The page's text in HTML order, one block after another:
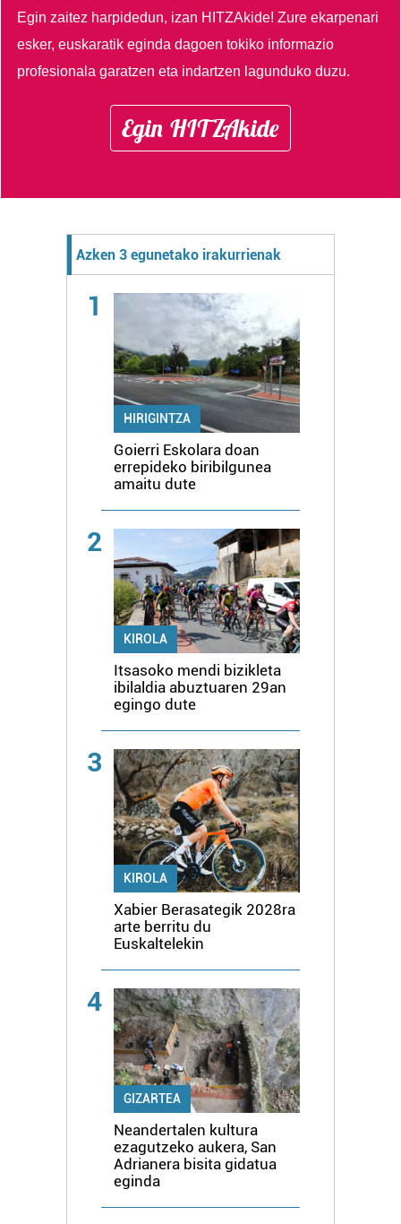
Egin zaitez harpidedun, izan HITZAkide!Zure ekarpenari
esker, euskaratik eginda dagoen tokiko informazio
profesionala garatzen eta indartzen lagunduko duzu.
Egin HITZAkide
Azken 3 egunetako irakurrienak
1
HIRIGINTZA
Goierri Eskolara doan
errepideko biribilgunea
amaitu dute
2
KIROLA
Itsasoko mendi bizikleta
ibilaldia abuztuaren 29an
egingo dute
3
KIROLA
Xabier Berasategik 2028ra
arte berritu du
Euskaltelekin
4
GIZARTEA
Neandertalen kultura
ezagutzeko aukera, San
Adrianera bisita gidatua
eginda